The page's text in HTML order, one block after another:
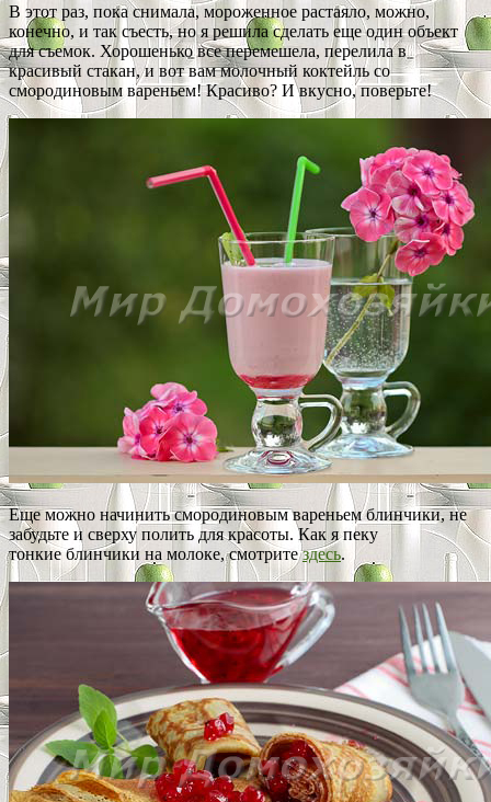
В этот раз, пока снимала, мороженное растаяло, можно,
конечно, и так съесть, но я решила сделать еще один объект
для съемок. Хорошенько все перемешела, перелила в
красивый стакан, и вот вам молочный коктейль со
смородиновым вареньем! Красиво? И вкусно, поверьте!
Еще можно начинить смородиновым вареньем блинчики, не
забудьте и сверху полить для красоты. Как я пеку
тонкие блинчики на молоке, смотритездесь.